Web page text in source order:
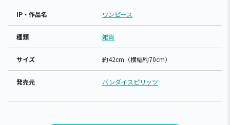
IP・作品名 ワンピース
種類 雑貨
サイズ 約42cm（横幅約70cm）
発売元 バンダイスピリッツ